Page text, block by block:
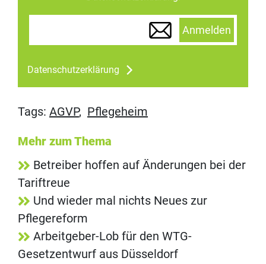
Anmelden
Datenschutzerklärung
Tags: AGVP, Pflegeheim
Mehr zum Thema
Betreiber hoffen auf Änderungen bei der
Tariftreue
Und wieder mal nichts Neues zur
Pflegereform
Arbeitgeber-Lob für den WTG-
Gesetzentwurf aus Düsseldorf